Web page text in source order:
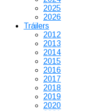
2025
2026
Tráilers
2012
2013
2014
2015
2016
2017
2018
2019
2020